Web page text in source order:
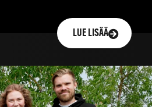
LUE LISÄÄ